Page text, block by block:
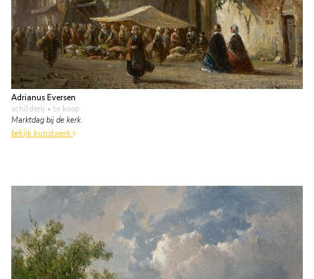
Adrianus Eversen
schilderij • te koop
Marktdag bij de kerk
bekijk kunstwerk